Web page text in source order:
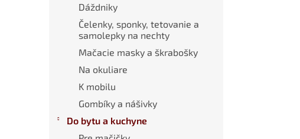
Dáždniky
Čelenky, sponky, tetovanie a
samolepky na nechty
Mačacie masky a škrabošky
Na okuliare
K mobilu
Gombíky a nášivky
Do bytu a kuchyne